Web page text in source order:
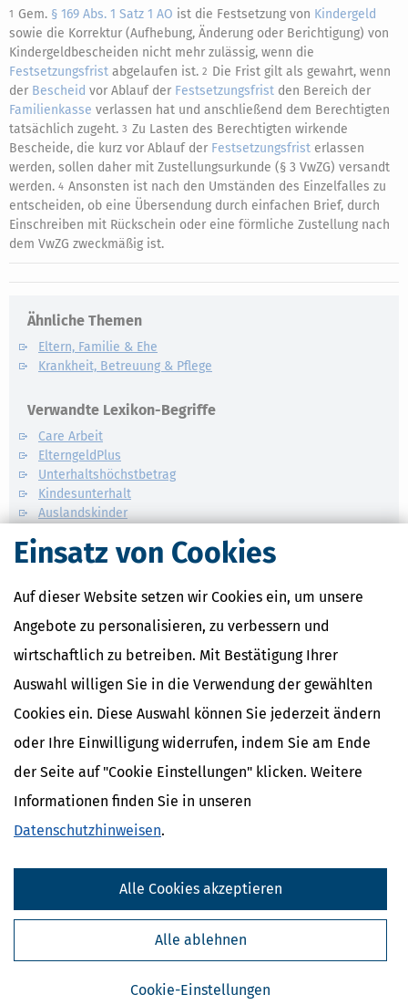
Einsatz von Cookies
Auf dieser Website setzen wir Cookies ein, um unsere
Angebote zu personalisieren, zu verbessern und
wirtschaftlich zu betreiben. Mit Bestätigung Ihrer
Auswahl willigen Sie in die Verwendung der gewählten
Cookies ein. Diese Auswahl können Sie jederzeit ändern
oder Ihre Einwilligung widerrufen, indem Sie am Ende
der Seite auf "Cookie Einstellungen" klicken. Weitere
Informationen finden Sie in unseren
Datenschutzhinweisen.
Cookie-Einstellungen
Alle ablehnen
Alle Cookies akzeptieren
1 Gem. § 169 Abs. 1 Satz 1 AO ist die Festsetzung von Kindergeld
sowie die Korrektur (Aufhebung, Änderung oder Berichtigung) von
Kindergeldbescheiden nicht mehr zulässig, wenn die
Festsetzungsfrist abgelaufen ist. 2 Die Frist gilt als gewahrt, wenn
der Bescheid vor Ablauf der Festsetzungsfrist den Bereich der
Familienkasse verlassen hat und anschließend dem Berechtigten
tatsächlich zugeht. 3 Zu Lasten des Berechtigten wirkende
Bescheide, die kurz vor Ablauf der Festsetzungsfrist erlassen
werden, sollen daher mit Zustellungsurkunde (§ 3 VwZG) versandt
werden. 4 Ansonsten ist nach den Umständen des Einzelfalles zu
entscheiden, ob eine Übersendung durch einfachen Brief, durch
Einschreiben mit Rückschein oder eine förmliche Zustellung nach
dem VwZG zweckmäßig ist.
Ähnliche Themen
Eltern, Familie & Ehe
Krankheit, Betreuung & Pflege
Verwandte Lexikon-Begriffe
Care Arbeit
ElterngeldPlus
Unterhaltshöchstbetrag
Kindesunterhalt
Auslandskinder
Steuertipps Selbstständige
Ja, ich möchte die kostenlosen Newsletter
von Steuertipps abonnieren. Die
habe ich gelesen.
Meine Einwilligung kann ich jederzeit durch